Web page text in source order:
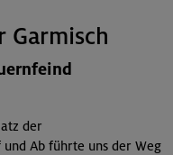
Garmisch
der
Ab führte uns der Weg